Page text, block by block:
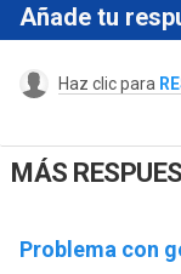
Añade tu
Haz clic para
MÁS
Problema con